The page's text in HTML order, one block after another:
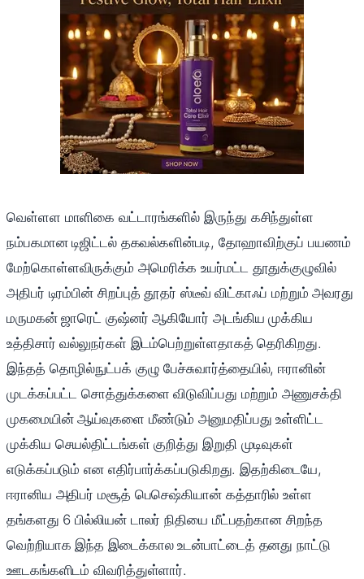
வெள்ளள மாளிகை வட்டாரங்களில் இருந்து கசிந்துள்ள
நம்பகமான டிஜிட்டல் தகவல்களின்படி, தோஹாவிற்குப் பயணம்
மேற்கொள்ளவிருக்கும் அமெரிக்க உயர்மட்ட தூதுக்குழுவில்
அதிபர் டிரம்பின் சிறப்புத் தூதர் ஸ்டீவ் விட்காஃப் மற்றும் அவரது
மருமகன் ஜாரெட் குஷ்னர் ஆகியோர் அடங்கிய முக்கிய
உத்திசார் வல்லுநர்கள் இடம்பெற்றுள்ளதாகத் தெரிகிறது.
இந்தத் தொழில்நுட்பக் குழு பேச்சுவார்த்தையில், ஈரானின்
முடக்கப்பட்ட சொத்துக்களை விடுவிப்பது மற்றும் அணுசக்தி
முகமையின் ஆய்வுகளை மீண்டும் அனுமதிப்பது உள்ளிட்ட
முக்கிய செயல்திட்டங்கள் குறித்து இறுதி முடிவுகள்
எடுக்கப்படும் என எதிர்பார்க்கப்படுகிறது. இதற்கிடையே,
ஈரானிய அதிபர் மசூத் பெசெஷ்கியான் கத்தாரில் உள்ள
தங்களது 6 பில்லியன் டாலர் நிதியை மீட்பதற்கான சிறந்த
வெற்றியாக இந்த இடைக்கால உடன்பாட்டைத் தனது நாட்டு
ஊடகங்களிடம் விவரித்துள்ளார்.